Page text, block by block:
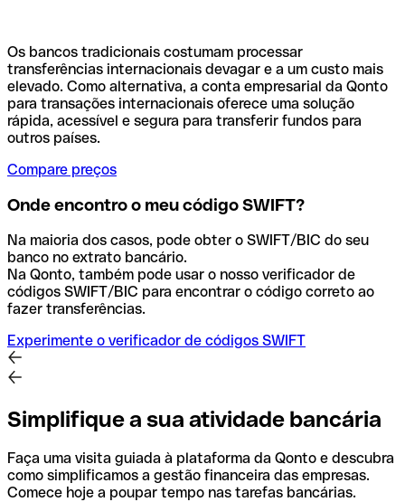
Os bancos tradicionais costumam processar
transferências internacionais devagar e a um custo mais
elevado. Como alternativa, a conta empresarial da Qonto
para transações internacionais oferece uma solução
rápida, acessível e segura para transferir fundos para
outros países.
Compare preços
Onde encontro o meu código SWIFT?
Na maioria dos casos, pode obter o SWIFT/BIC do seu
banco no extrato bancário.
Na Qonto, também pode usar o nosso verificador de
códigos SWIFT/BIC para encontrar o código correto ao
fazer transferências.
Experimente o verificador de códigos SWIFT
Simplifique a sua atividade bancária
Faça uma visita guiada à plataforma da Qonto e descubra
como simplificamos a gestão financeira das empresas.
Comece hoje a poupar tempo nas tarefas bancárias.